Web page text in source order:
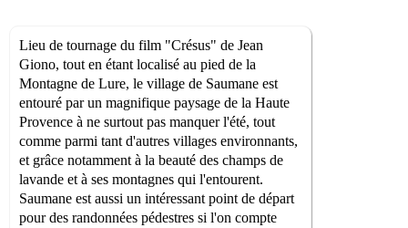
Lieu de tournage du film "Crésus" de Jean
Giono, tout en étant localisé au pied de la
Montagne de Lure, le village de Saumane est
entouré par un magnifique paysage de la Haute
Provence à ne surtout pas manquer l'été, tout
comme parmi tant d'autres villages environnants,
et grâce notamment à la beauté des champs de
lavande et à ses montagnes qui l'entourent.
Saumane est aussi un intéressant point de départ
pour des randonnées pédestres si l'on compte